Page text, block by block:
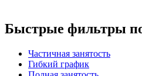
Быстрые фильтры
Частичная занятость
Гибкий график